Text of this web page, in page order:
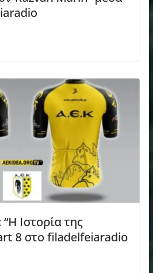
Ιστορία της
8 στο filadelfeiaradio